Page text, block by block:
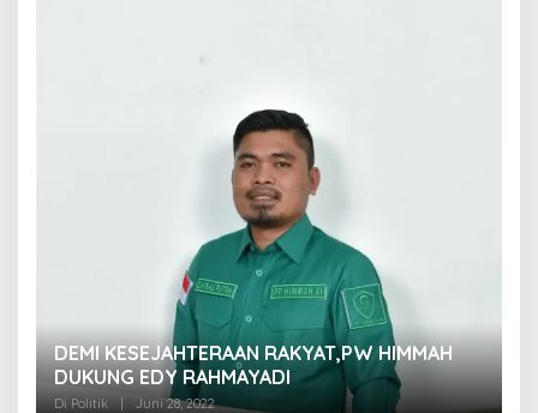
DEMI KESEJAHTERAAN RAKYAT,PW HIMMAH
DUKUNG EDY RAHMAYADI
Di Politik | Juni 28, 2022